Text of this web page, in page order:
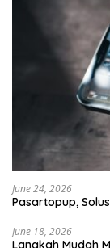
June 24, 2026
Pasartopup,
June 18, 2026
Langkah Mudah